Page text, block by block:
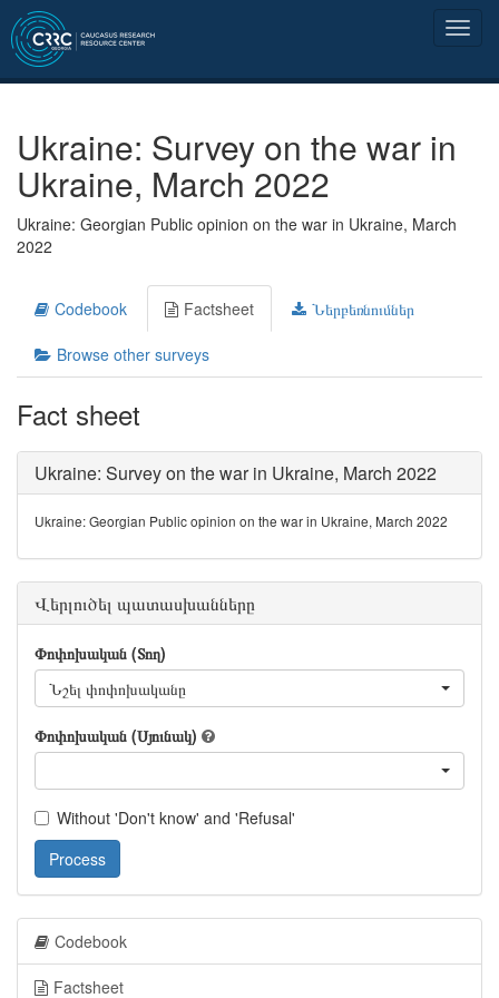
Ukraine: Survey on the war in
Ukraine, March 2022
Ukraine: Georgian Public opinion on the war in Ukraine, March
2022
Codebook Factsheet Ներբեռնումներ
Browse other surveys
Fact sheet
Ukraine: Survey on the war in Ukraine, March 2022
Ukraine: Georgian Public opinion on the war in Ukraine, March 2022
Վերլուծել պատասխանները
Փոփոխական (Տող)
Նշել փոփոխականը
Փոփոխական (Սյունակ)
Without 'Don't know' and 'Refusal'
Process
Codebook
Factsheet